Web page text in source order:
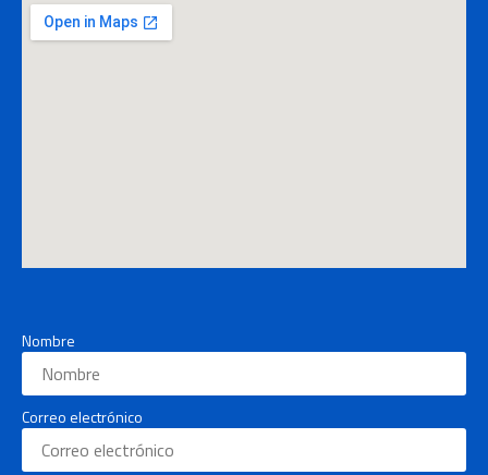
Nombre
Correo electrónico